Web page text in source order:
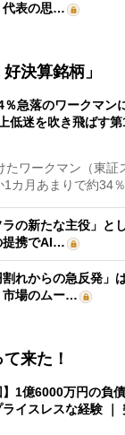
代表の思…
決算銘柄」
％急落のワークマン
低迷を吹き飛ばす
ワークマン（東証
1カ月あまりで約34
の新たな主役」と
携でAI…
れからの急反発」
場のムー…
来た！
】1億6000万円の負
ライスレスな経験